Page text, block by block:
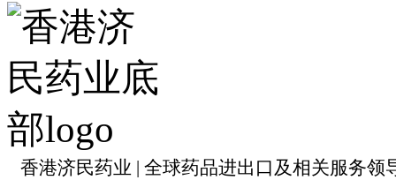
香港济民药业 | 全球药品进出口及相关服务领